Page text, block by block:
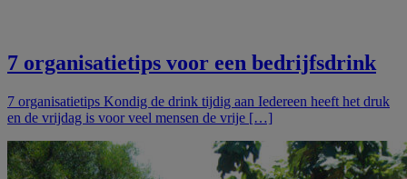
7 organisatietips voor een bedrijfsdrink
7 organisatietips Kondig de drink tijdig aan Iedereen heeft het druk
en de vrijdag is voor veel mensen de vrije […]